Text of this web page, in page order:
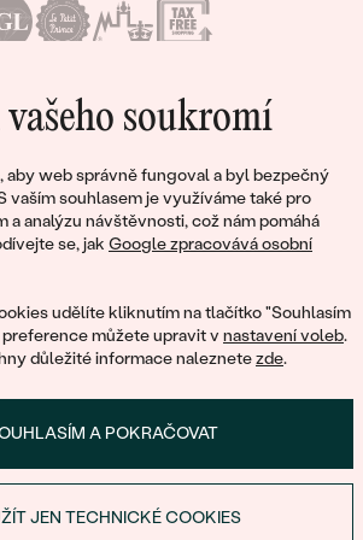
vašeho soukromí
aby web správně fungoval a byl bezpečný
vaším souhlasem je využíváme také pro
a analýzu návštěvnosti, což nám pomáhá
se, jak Google zpracovává osobní
udělíte kliknutím na tlačítko "Souhlasím
preference můžete upravit v nastavení voleb.
důležité informace naleznetezde.
A POKRAČOVAT
JEN TECHNICKÉ COOKIES
odhadovanou dobu výroby
poslední chvíli. Co teď?
skladem, které jsou připraveny k
U šperků, které musíme vyrobit,
expresní výroby do jednoho týdne
–
žádné produkty do svého
POKRAČOVAT V NÁKUPU